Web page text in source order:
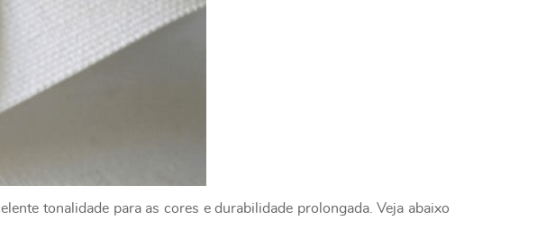
tonalidade para as cores e durabilidade prolongada. Veja abaixo